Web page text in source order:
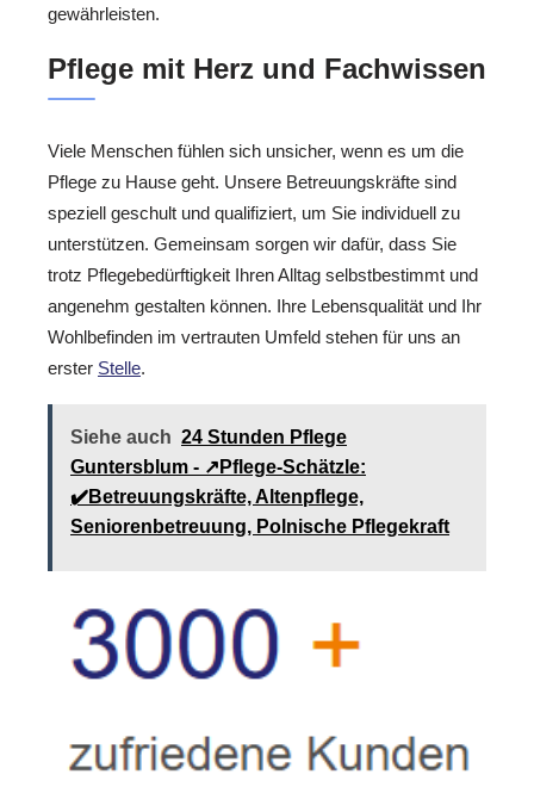
gewährleisten.
Pflege mit Herz und Fachwissen
Viele Menschen fühlen sich unsicher, wenn es um die
Pflege zu Hause geht. Unsere Betreuungskräfte sind
speziell geschult und qualifiziert, um Sie individuell zu
unterstützen. Gemeinsam sorgen wir dafür, dass Sie
trotz Pflegebedürftigkeit Ihren Alltag selbstbestimmt und
angenehm gestalten können. Ihre Lebensqualität und Ihr
Wohlbefinden im vertrauten Umfeld stehen für uns an
erster Stelle.
Siehe auch 24 Stunden Pflege
Guntersblum - ↗️Pflege-Schätzle:
✔️Betreuungskräfte, Altenpflege,
Seniorenbetreuung, Polnische Pflegekraft